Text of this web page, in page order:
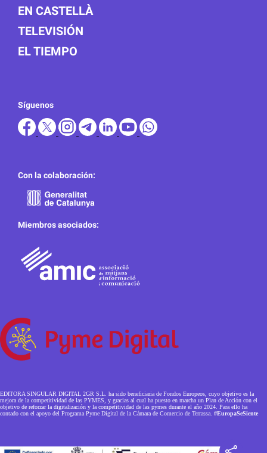
EN CASTELLÀ
TELEVISIÓN
EL TIEMPO
Síguenos
Con la colaboración:
Miembros asociados:
EDITORA SINGULAR DIGITAL 2GR S.L. ha sido beneficiaria de Fondos Europeos, cuyo objetivo es la
mejora de la competitividad de las PYMES, y gracias al cual ha puesto en marcha un Plan de Acción con el
objetivo de reforzar la digitalización y la competitividad de las pymes durante el año 2024. Para ello ha
contado con el apoyo del Programa Pyme Digital de la Cámara de Comercio de Terrassa. #EuropaSeSiente